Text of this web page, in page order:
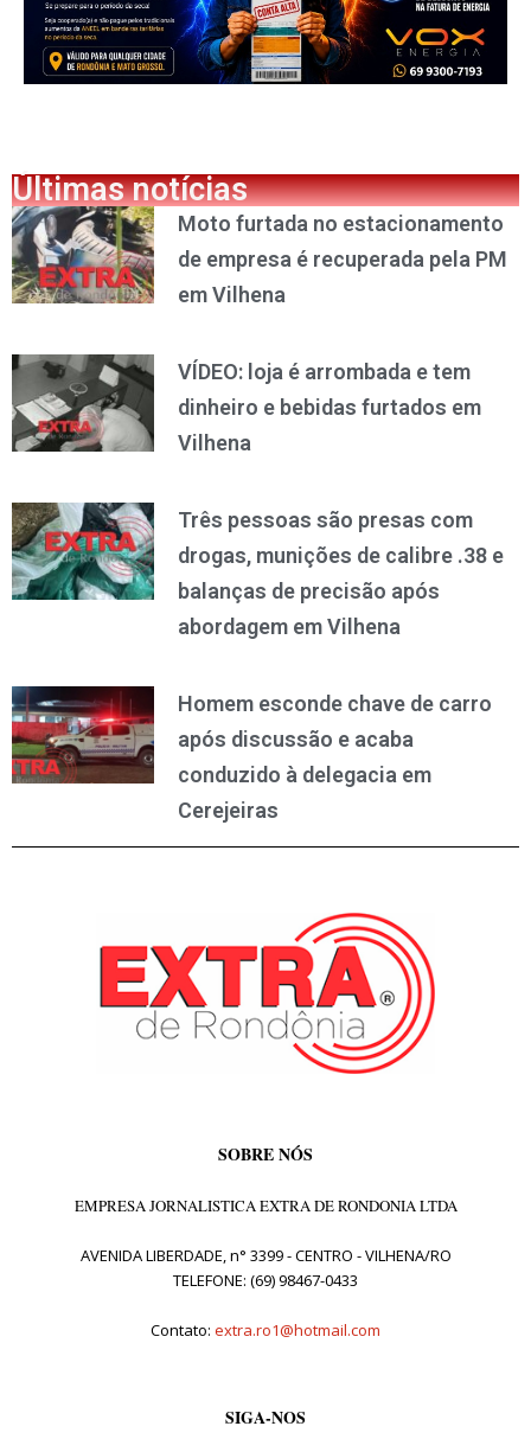
Últimas notícias
Moto furtada no estacionamento
de empresa é recuperada pela PM
em Vilhena
VÍDEO: loja é arrombada e tem
dinheiro e bebidas furtados em
Vilhena
Três pessoas são presas com
drogas, munições de calibre .38 e
balanças de precisão após
abordagem em Vilhena
Homem esconde chave de carro
após discussão e acaba
conduzido à delegacia em
Cerejeiras
SOBRE NÓS
EMPRESA JORNALISTICA EXTRA DE RONDONIA LTDA
AVENIDA LIBERDADE, n° 3399 - CENTRO - VILHENA/RO
TELEFONE: (69) 98467-0433
Contato: extra.ro1@hotmail.com
SIGA-NOS